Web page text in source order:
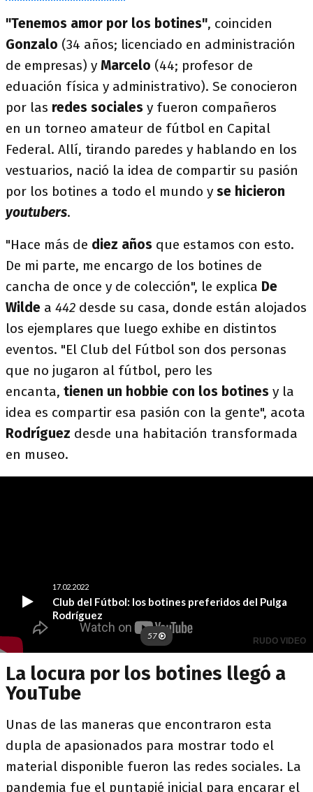
"Tenemos amor por los botines", coinciden
Gonzalo (34 años; licenciado en administración
de empresas) y Marcelo (44; profesor de
eduación física y administrativo). Se conocieron
por las redes sociales y fueron compañeros
en un torneo amateur de fútbol en Capital
Federal. Allí, tirando paredes y hablando en los
vestuarios, nació la idea de compartir su pasión
por los botines a todo el mundo y se hicieron
youtubers.
"Hace más de diez años que estamos con esto.
De mi parte, me encargo de los botines de
cancha de once y de colección", le explica De
Wilde a 442 desde su casa, donde están alojados
los ejemplares que luego exhibe en distintos
eventos. "El Club del Fútbol son dos personas
que no jugaron al fútbol, pero les
encanta, tienen un hobbie con los botines y la
idea es compartir esa pasión con la gente", acota
Rodríguez desde una habitación transformada
en museo.
La locura por los botines llegó a
YouTube
Unas de las maneras que encontraron esta
dupla de apasionados para mostrar todo el
material disponible fueron las redes sociales. La
pandemia fue el puntapié inicial para encarar el